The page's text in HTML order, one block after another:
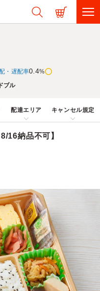
・遅配率0.4%
ブル
配達エリア キャンセル規定
16納品不可】